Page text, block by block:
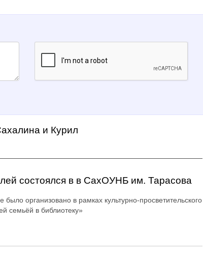
и Курил
состоялся в в СахОУНБ им. Тарасова
было организовано в рамках культурно-просветительского
семьёй в библиотеку»